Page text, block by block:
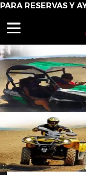
PARA RESERVAS Y